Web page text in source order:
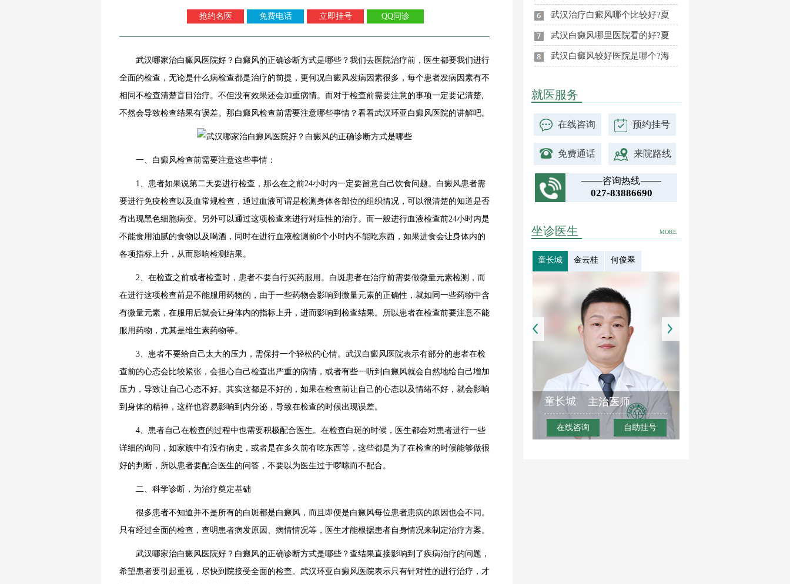
抢约名医 免费电话 立即挂号 QQ问诊
武汉哪家治白癜风医院好？白癜风的正确诊断方式是哪些？我们去医院治疗前，医生都要我们进行
全面的检查，无论是什么病检查都是治疗的前提，更何况白癜风发病因素很多，每个患者发病因素有不
相同不检查清楚盲目治疗。不但没有效果还会加重病情。而对于检查前需要注意的事项一定要记清楚,
不然会导致检查结果有误差。那白癜风检查前需要注意哪些事情？看看武汉环亚白癜风医院的讲解吧。
一、白癜风检查前需要注意这些事情：
1、患者如果说第二天要进行检查，那么在之前24小时内一定要留意自己饮食问题。白癜风患者需
要进行免疫检查以及血常规检查，通过血液可谓是检测身体各部位的组织情况，可以很清楚的知道是否
有出现黑色细胞病变。另外可以通过这项检查来进行对症性的治疗。而一般进行血液检查前24小时内是
不能食用油腻的食物以及喝酒，同时在进行血液检测前8个小时内不能吃东西，如果进食会让身体内的
各项指标上升，从而影响检测结果。
2、在检查之前或者检查时，患者不要自行买药服用。白斑患者在治疗前需要做微量元素检测，而
在进行这项检查前是不能服用药物的，由于一些药物会影响到微量元素的正确性，就如同一些药物中含
有微量元素，在服用后就会让身体内的指标上升，进而影响到检查结果。所以患者在检查前要注意不能
服用药物，尤其是维生素药物等。
3、患者不要给自己太大的压力，需保持一个轻松的心情。 武汉白癜风医院表示有部分的患者在检
查前的心态会比较紧张，会担心自己检查出严重的病情，或者有些一听到白癜风就会自然地给自己增加
压力，导致让自己心态不好。其实这都是不好的，如果在检查前让自己的心态以及情绪不好，就会影响
到身体的精神，这样也容易影响到内分泌，导致在检查的时候出现误差。
4、患者自己在检查的过程中也需要积极配合医生。在检查白斑的时候，医生都会对患者进行一些
详细的询问，如家族中有没有病史，或者是在多久前有吃东西等，这些都是为了在检查的时候能够做很
好的判断，所以患者要配合医生的问答，不要以为医生过于啰嗦而不配合。
二、科学诊断，为治疗奠定基础
很多患者不知道并不是所有的白斑都是白癜风，而且即便是白癜风每位患者患病的原因也会不同。
只有经过全面的检查，查明患者病发原因、病情情况等，医生才能根据患者自身情况来制定治疗方案。
武汉哪家治白癜风医院好？白癜风的正确诊断方式是哪些？查结果直接影响到了疾病治疗的问题，
希望患者要引起重视，尽快到院接受全面的检查。 武汉环亚白癜风医院表示只有针对性的进行治疗，才
武汉治疗白癜风哪个比较好?夏
武汉白癜风哪里医院看的好?夏
武汉白癜风较好医院是哪个?海
就医服务
在线咨询 预约挂号
免费通话 来院路线
咨询热线
027-83886690
MORE
坐诊医生
童长城 金云桂 何俊翠
童长城 主治医师
在线咨询 自助挂号